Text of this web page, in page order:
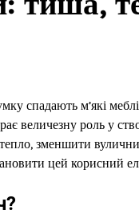
спадають м’які
величезну роль у
зменшити
цей корисний